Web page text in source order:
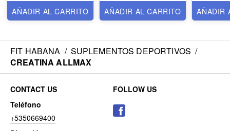
AÑADIR AL CARRITO
AÑADIR AL CARRITO
AÑADIR
FIT HABANA / SUPLEMENTOS DEPORTIVOS /
CREATINA ALLMAX
CONTACT US
Teléfono
+5350669400
FOLLOW US